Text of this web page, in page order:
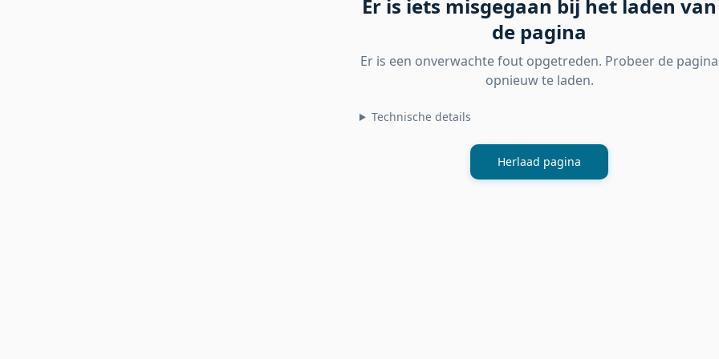
Er is iets misgegaan bij het laden van
de pagina
Er is een onverwachte fout opgetreden. Probeer de pagina
opnieuw te laden.
Technische details
Herlaad pagina